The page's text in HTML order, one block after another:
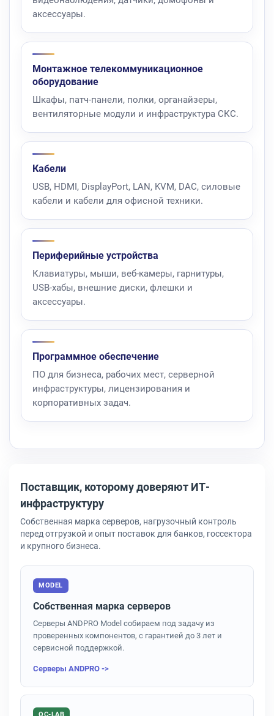
аксессуары.
Монтажное телекоммуникационное
оборудование
Шкафы, патч-панели, полки, органайзеры,
вентиляторные модули и инфраструктура СКС.
Кабели
USB, HDMI, DisplayPort, LAN, KVM, DAC, силовые
кабели и кабели для офисной техники.
Периферийные устройства
Клавиатуры, мыши, веб-камеры, гарнитуры,
USB-хабы, внешние диски, флешки и
аксессуары.
Программное обеспечение
ПО для бизнеса, рабочих мест, серверной
инфраструктуры, лицензирования и
корпоративных задач.
Поставщик, которому доверяют ИТ-
инфраструктуру
Собственная марка серверов, нагрузочный контроль
перед отгрузкой и опыт поставок для банков, госсектора
и крупного бизнеса.
MODEL
Собственная марка серверов
Серверы ANDPRO Model собираем под задачу из
проверенных компонентов, с гарантией до 3 лет и
сервисной поддержкой.
Серверы ANDPRO ->